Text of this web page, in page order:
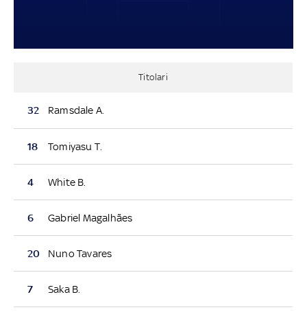
Titolari
32 Ramsdale A.
18 Tomiyasu T.
4 White B.
6 Gabriel Magalhães
20 Nuno Tavares
7 Saka B.